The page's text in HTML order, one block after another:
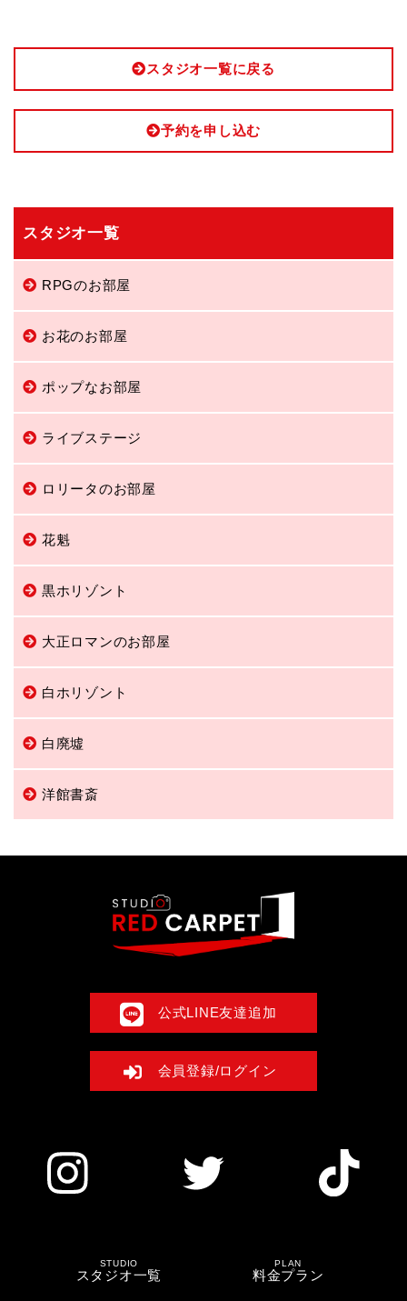
スタジオ一覧に戻る
予約を申し込む
スタジオ一覧
RPGのお部屋
お花のお部屋
ポップなお部屋
ライブステージ
ロリータのお部屋
花魁
黒ホリゾント
大正ロマンのお部屋
白ホリゾント
白廃墟
洋館書斎
公式LINE友達追加
会員登録/ログイン
STUDIO
スタジオ一覧
PLAN
料金プラン